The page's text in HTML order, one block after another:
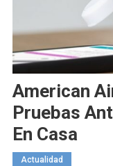
American
Pruebas
En Casa
Actualidad